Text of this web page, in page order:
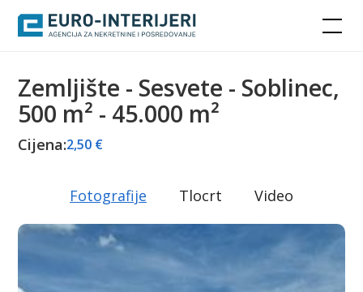
Zemljište - Sesvete - Soblinec,
500 m² - 45.000 m²
Cijena:2,50 €
Fotografije Tlocrt Video